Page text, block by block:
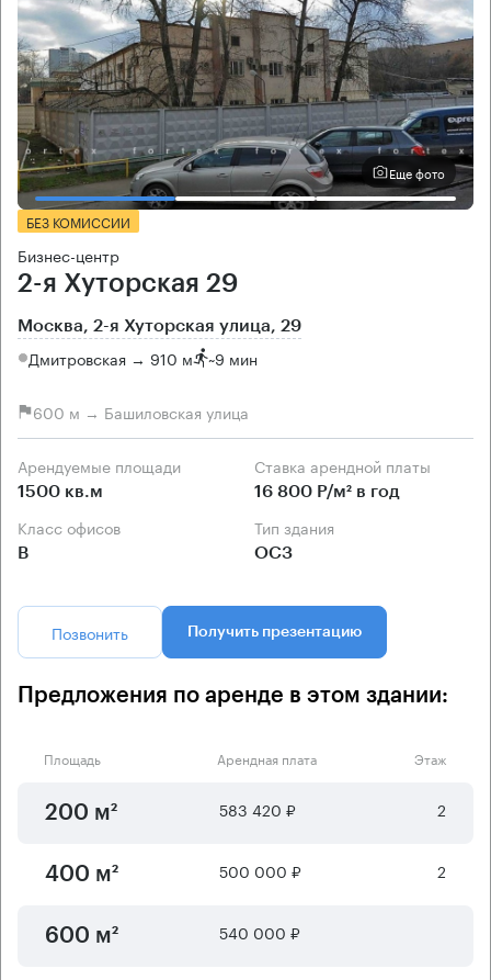
Еще фото
БЕЗ КОМИССИИ
Бизнес-центр
2-я Хуторская 29
Москва, 2-я Хуторская улица, 29
Дмитровская → 910 м ~9 мин
600 м → Башиловская улица
Арендуемые площади
1500 кв.м
Ставка арендной платы
16 800 Р/м² в год
Класс офисов
B
Тип здания
ОСЗ
Позвонить Получить презентацию
Предложения по аренде в этом здании:
Площадь Арендная плата Этаж
200 м² 583 420 ₽ 2
400 м² 500 000 ₽ 2
600 м² 540 000 ₽